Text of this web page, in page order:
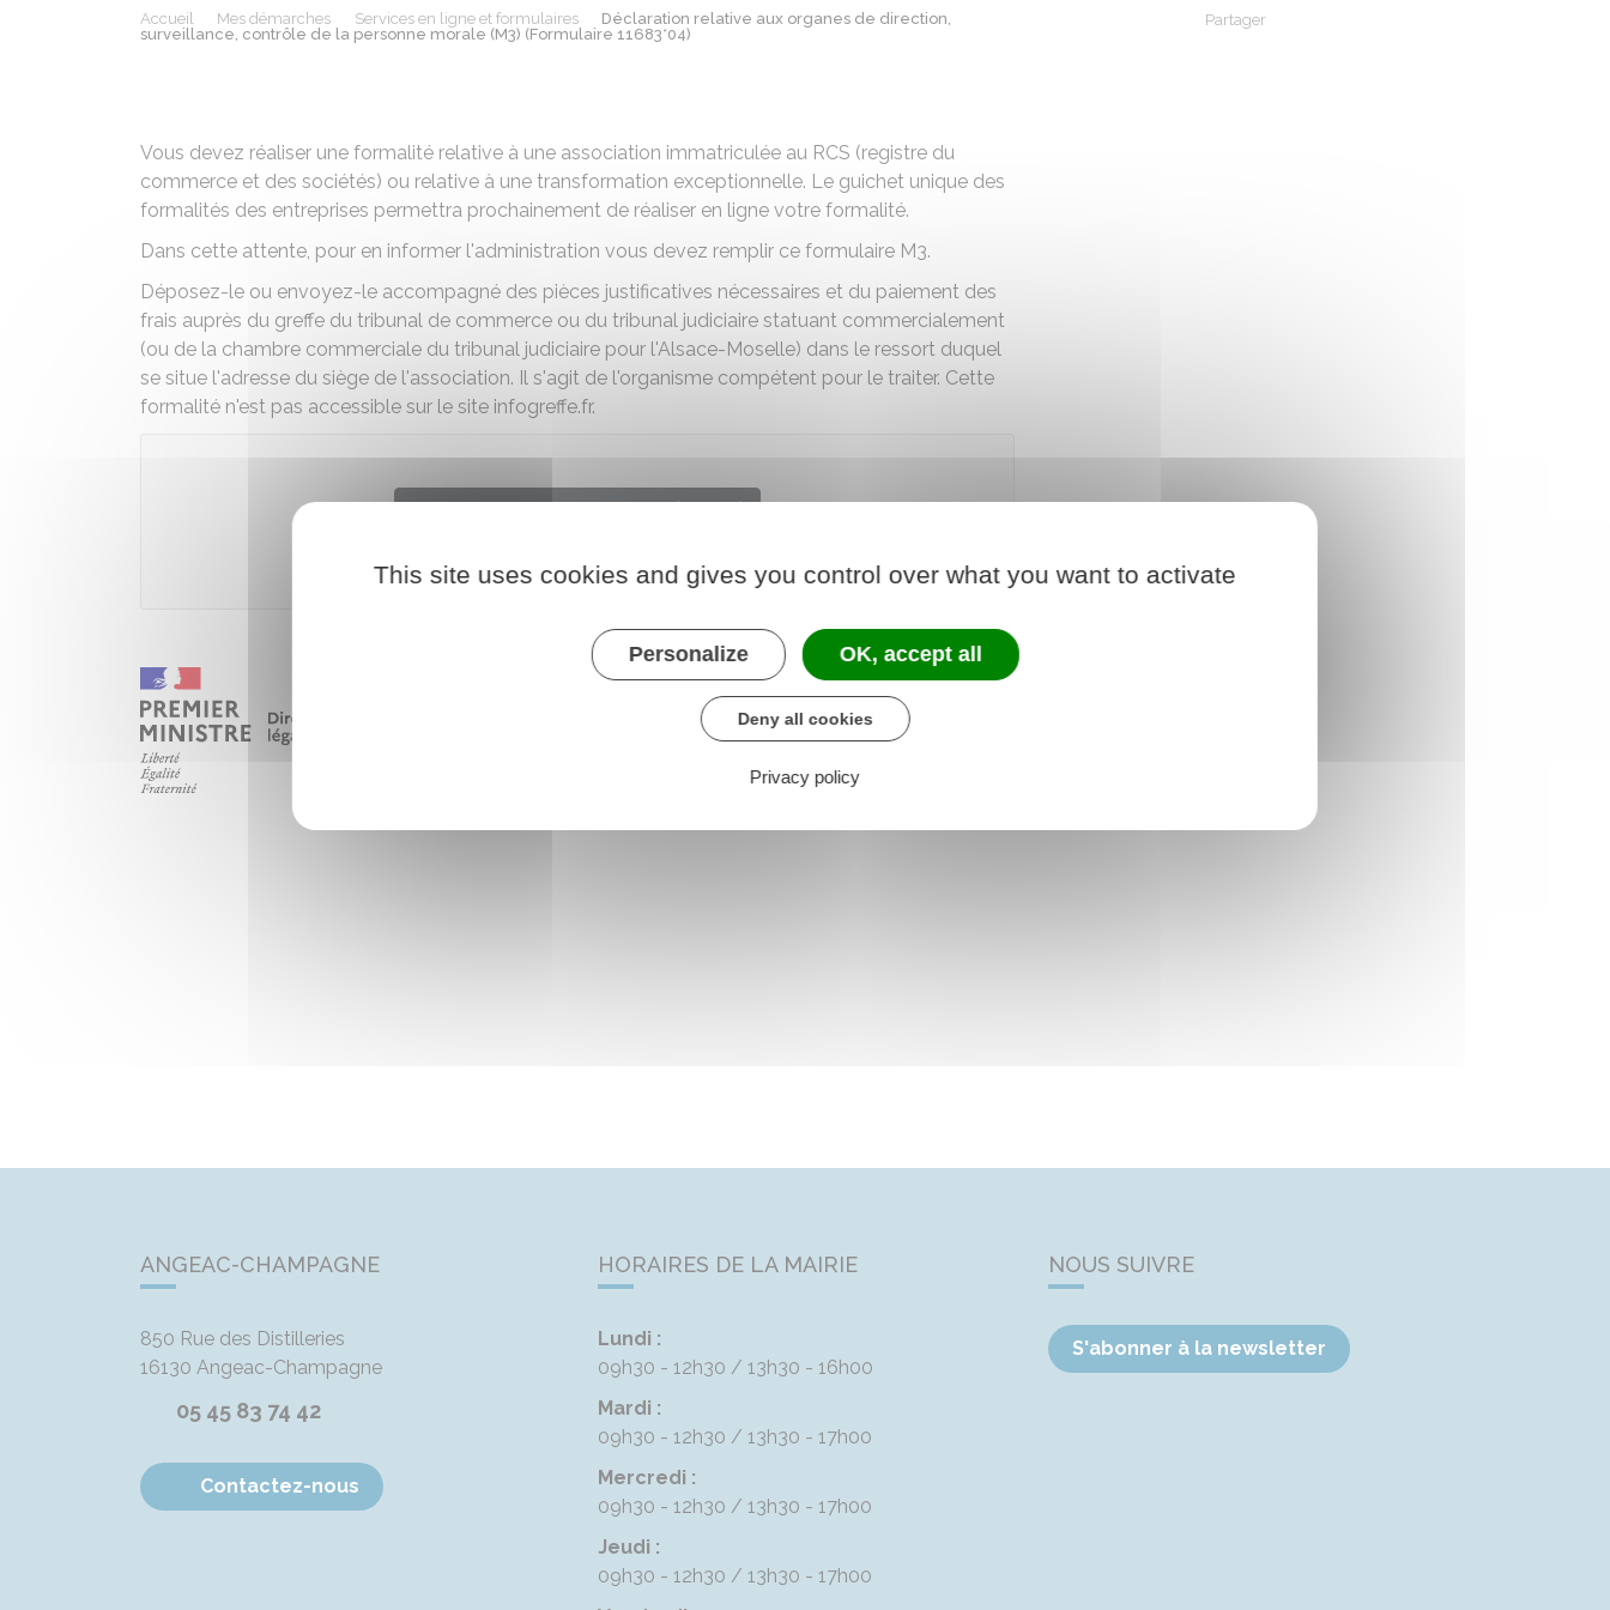
Accueil Mes démarches Services en ligne et formulaires
Déclaration relative aux organes de direction,
surveillance, contrôle de la personne morale (M3) (Formulaire 11683*04)
Partager
Vous devez réaliser une formalité relative à une association immatriculée au RCS (registre du
commerce et des sociétés) ou relative à une transformation exceptionnelle. Le guichet unique des
formalités des entreprises permettra prochainement de réaliser en ligne votre formalité.
Dans cette attente, pour en informer l'administration vous devez remplir ce formulaire M3.
Déposez-le ou envoyez-le accompagné des pièces justificatives nécessaires et du paiement des
frais auprès du greffe du tribunal de commerce ou du tribunal judiciaire statuant commercialement
(ou de la chambre commerciale du tribunal judiciaire pour l'Alsace-Moselle) dans le ressort duquel
se situe l'adresse du siège de l'association. Il s'agit de l'organisme compétent pour le traiter. Cette
formalité n'est pas accessible sur le site infogreffe.fr.
Télécharger le formulaire (1.2 MB)
Ministère chargé de l'économie
ANGEAC-CHAMPAGNE
850 Rue des Distilleries
16130 Angeac-Champagne
05 45 83 74 42
Contactez-nous
HORAIRES DE LA MAIRIE
Lundi :
09h30 - 12h30
13h30 - 16h00
Mardi :
09h30 - 12h30
13h30 - 17h00
Mercredi :
09h30 - 12h30
13h30 - 17h00
Jeudi :
09h30 - 12h30
13h30 - 17h00
NOUS SUIVRE
S'abonner à la newsletter
This site uses cookies and gives you control over what you want to activate
Personalize OK, accept all
Deny all cookies
Privacy policy